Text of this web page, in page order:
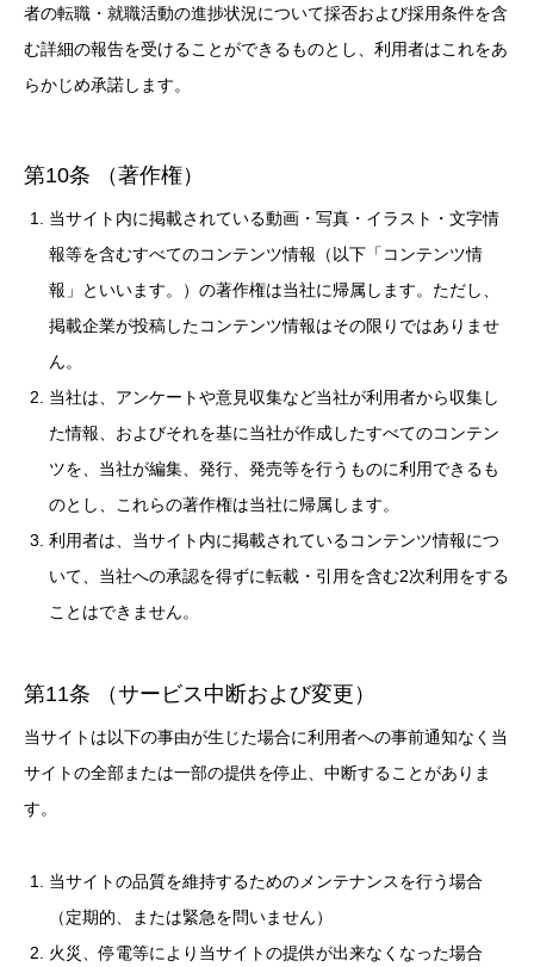
者の転職・就職活動の進捗状況について採否および採用条件を含
む詳細の報告を受けることができるものとし、利用者はこれをあ
らかじめ承諾します。
第10条 （著作権）
当サイト内に掲載されている動画・写真・イラスト・文字情
報等を含むすべてのコンテンツ情報（以下「コンテンツ情
報」といいます。）の著作権は当社に帰属します。ただし、
掲載企業が投稿したコンテンツ情報はその限りではありませ
ん。
当社は、アンケートや意見収集など当社が利用者から収集し
た情報、およびそれを基に当社が作成したすべてのコンテン
ツを、当社が編集、発行、発売等を行うものに利用できるも
のとし、これらの著作権は当社に帰属します。
利用者は、当サイト内に掲載されているコンテンツ情報につ
いて、当社への承認を得ずに転載・引用を含む2次利用をする
ことはできません。
第11条 （サービス中断および変更）
当サイトは以下の事由が生じた場合に利用者への事前通知なく当
サイトの全部または一部の提供を停止、中断することがありま
す。
当サイトの品質を維持するためのメンテナンスを行う場合
（定期的、または緊急を問いません）
火災、停電等により当サイトの提供が出来なくなった場合